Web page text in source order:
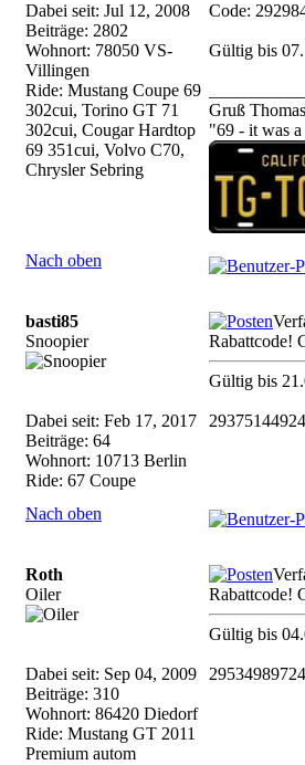
Dabei seit: Jul 12, 2008
Beiträge: 2802
Wohnort: 78050 VS-
Villingen
Ride: Mustang Coupe 69
302cui, Torino GT 71
302cui, Cougar Hardtop
69 351cui, Volvo C70,
Chrysler Sebring
Code:
Gültig bis
Gruß Thomas
"69 - it was
Nach oben
basti85
Snoopier
Dabei seit: Feb 17, 2017
Beiträge: 64
Wohnort: 10713 Berlin
Ride: 67 Coupe
Rabattcode!
Gültig bis
Nach oben
Roth
Oiler
Dabei seit: Sep 04, 2009
Beiträge: 310
Wohnort: 86420 Diedorf
Ride: Mustang GT 2011
Premium autom
Rabattcode!
Gültig bis